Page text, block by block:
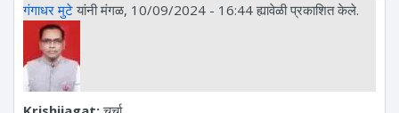
गंगाधर मुटेयांनी मंगळ, 10/09/2024 - 16:44 ह्यावेळी प्रकाशित केले.